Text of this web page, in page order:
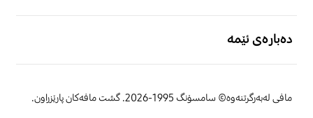
دەبارەی ئێمە
مافی لەبەرگرتنەوە© سامسۆنگ 1995-2026. گشت مافەکان پارێزراون.